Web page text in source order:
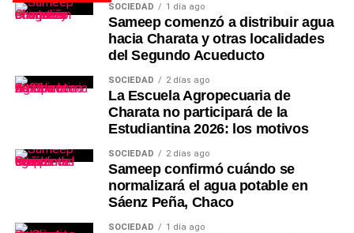
SOCIEDAD 1 día ago
Sameep comenzó a distribuir agua
hacia Charata y otras localidades
del Segundo Acueducto
SOCIEDAD 2 días ago
La Escuela Agropecuaria de
Charata no participará de la
Estudiantina 2026: los motivos
SOCIEDAD 2 días ago
Sameep confirmó cuándo se
normalizará el agua potable en
Sáenz Peña, Chaco
SOCIEDAD 1 día ago